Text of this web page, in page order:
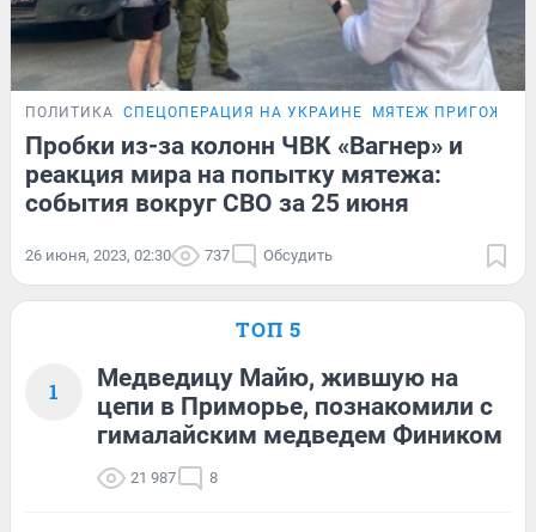
ПОЛИТИКА СПЕЦОПЕРАЦИЯ НА УКРАИНЕ МЯТЕЖ
Пробки из-за колонн ЧВК «Вагнер» и
реакция мира на попытку мятежа:
события вокруг СВО за 25 июня
26 июня, 2023, 02:30 737 Обсудить
ТОП 5
1
Медведицу Майю, жившую на
цепи в Приморье, познакомили с
гималайским медведем Фиником
21 987 8